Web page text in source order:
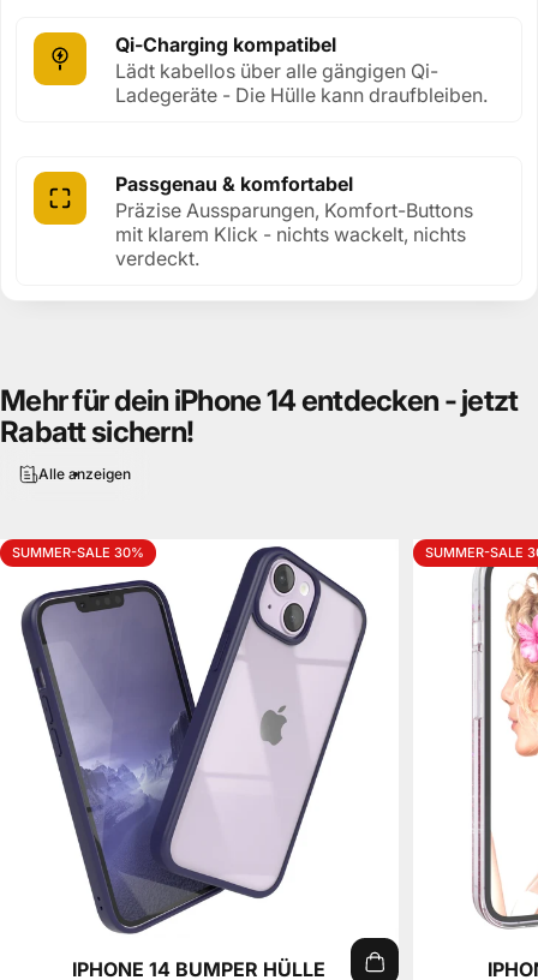
Qi-Charging kompatibel
Lädt kabellos über alle gängigen Qi-
Ladegeräte - Die Hülle kann draufbleiben.
Passgenau & komfortabel
Präzise Aussparungen, Komfort-Buttons
mit klarem Klick - nichts wackelt, nichts
verdeckt.
Mehrfürdein iPhone14entdecken -jetzt
Rabattsichern!
Alle anzeigen
SUMMER-SALE 30%
IPHONE 14 BUMPER HÜLLE
SUMMER-SALE